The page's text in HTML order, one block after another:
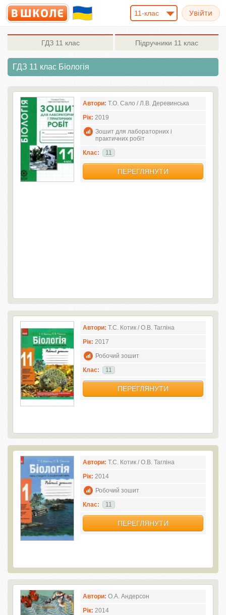
11-клас
ГДЗ11 клас Підручники 11 клас
ГДЗ 11 клас Біологія
Автори: Т.О. Сало / Л.В. Деревинська
Рік: 2019
Зошит для лабораторних і
практичних робіт
Клас:
11
ПЕРЕГЛЯНУТИ
Автори: Т.С. Котик / О.В. Тагліна
Рік: 2017
Робочий зошит
Клас:
11
ПЕРЕГЛЯНУТИ
Автори: Т.С. Котик / О.В. Тагліна
Рік: 2014
Робочий зошит
Клас:
11
ПЕРЕГЛЯНУТИ
Автори: О.А. Андерсон
Рік: 2014